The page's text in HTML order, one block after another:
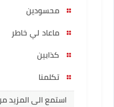
محسودين
ماعاد لي خاطر
كذابين
تكلمنا
استمع الى المزيد